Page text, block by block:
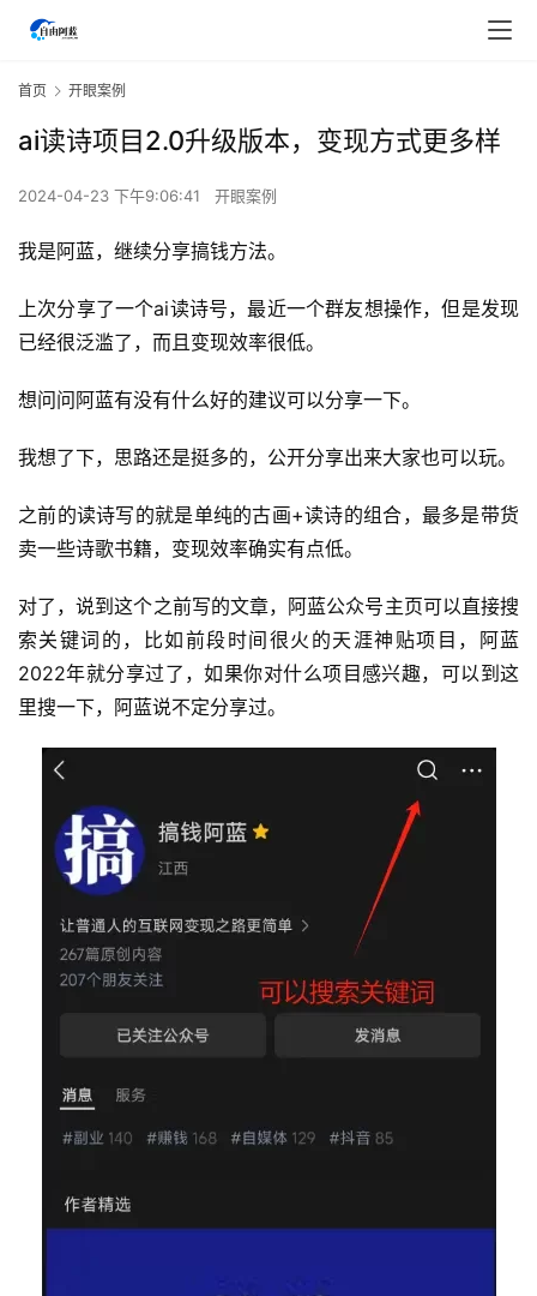
首页 开眼案例
ai读诗项目2.0升级版本，变现方式更多样
2024-04-23 下午9:06:41 开眼案例
我是阿蓝，继续分享搞钱方法。
上次分享了一个ai读诗号，最近一个群友想操作，但是发现
已经很泛滥了，而且变现效率很低。
想问问阿蓝有没有什么好的建议可以分享一下。
我想了下，思路还是挺多的，公开分享出来大家也可以玩。
之前的读诗写的就是单纯的古画+读诗的组合，最多是带货
卖一些诗歌书籍，变现效率确实有点低。
对了，说到这个之前写的文章，阿蓝公众号主页可以直接搜
索关键词的，比如前段时间很火的天涯神贴项目，阿蓝
2022年就分享过了，如果你对什么项目感兴趣，可以到这
里搜一下，阿蓝说不定分享过。